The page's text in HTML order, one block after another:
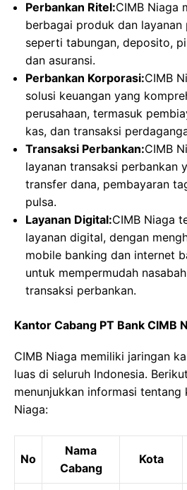
Perbankan Ritel:CIMB Niaga
berbagai produk dan layanan
seperti tabungan, deposito,
dan asuransi.
Perbankan Korporasi:CIMB
solusi keuangan yang
perusahaan, termasuk
kas, dan transaksi
Transaksi Perbankan:CIMB
layanan transaksi perbankan
transfer dana, pembayaran
pulsa.
Layanan Digital:CIMB Niaga
layanan digital, dengan
mobile banking dan internet
untuk mempermudah
transaksi perbankan.
Kantor Cabang PT Bank CIMB
CIMB Niaga memiliki jaringan
luas di seluruh Indonesia.
menunjukkan informasi tentang
Niaga:
No
Nama
Cabang
Kota